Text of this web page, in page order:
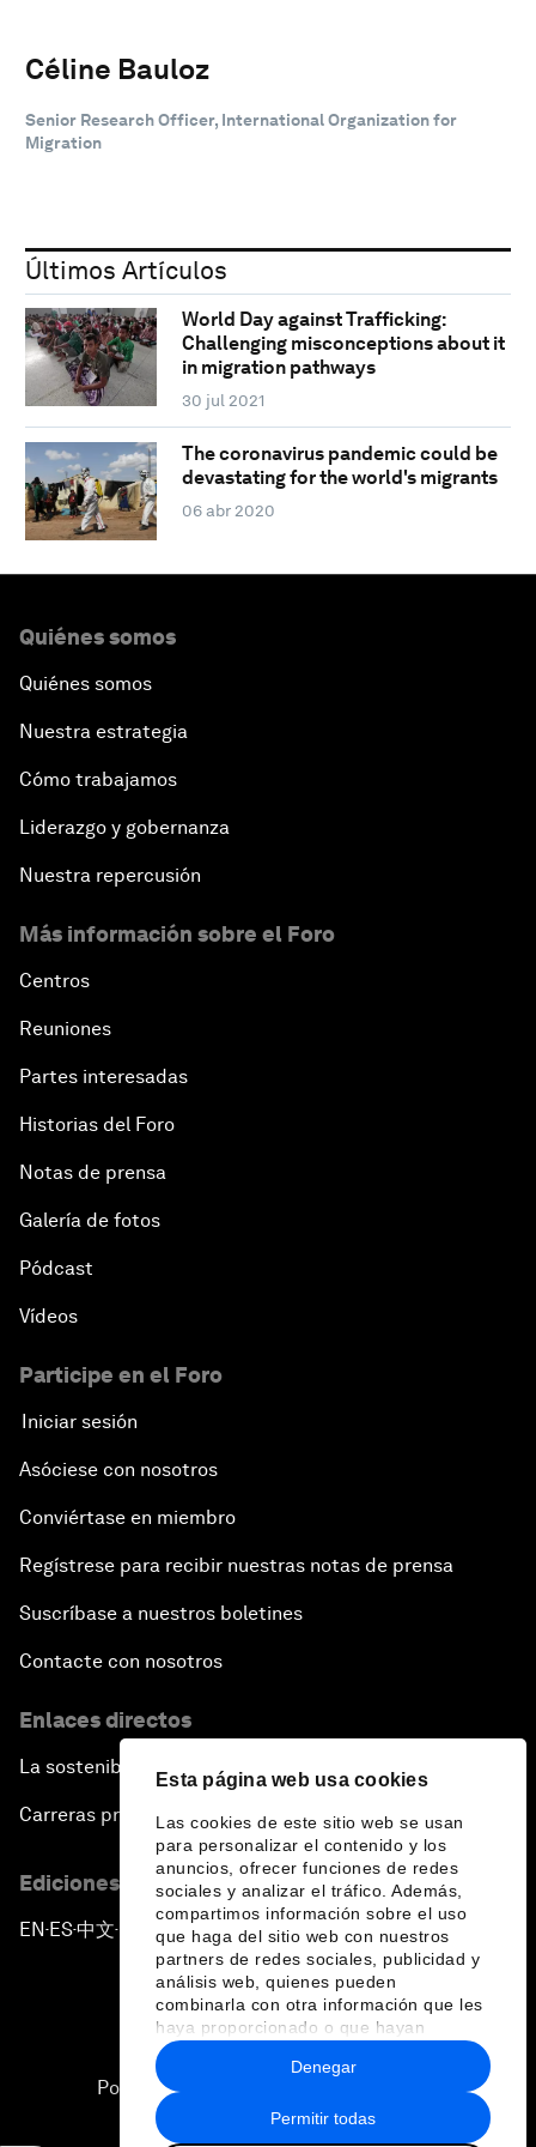
Esta página web usa cookies
Las cookies de este sitio web se usan
para personalizar el contenido y los
anuncios, ofrecer funciones de redes
sociales y analizar el tráfico. Además,
compartimos información sobre el uso
que haga del sitio web con nuestros
partners de redes sociales, publicidad y
análisis web, quienes pueden
combinarla con otra información que les
haya proporcionado o que hayan
recopilado a partir del uso que haya
hecho de sus servicios.
Permitir todas
Denegar
Céline Bauloz
Senior Research Officer, International Organization for
Migration
Últimos Artículos
World Day against Trafficking:
Challenging misconceptions about it
in migration pathways
30 jul 2021
The coronavirus pandemic could be
devastating for the world's migrants
06 abr 2020
Quiénes somos
Quiénes somos
Nuestra estrategia
Cómo trabajamos
Liderazgo y gobernanza
Nuestra repercusión
Más información sobre el Foro
Centros
Reuniones
Partes interesadas
Historias del Foro
Notas de prensa
Galería de fotos
Pódcast
Vídeos
Participe en el Foro
Iniciar sesión
Asóciese con nosotros
Conviértase en miembro
Regístrese para recibir nuestras notas de prensa
Suscríbase a nuestros boletines
Contacte con nosotros
Enlaces directos
La sostenibilidad en el Foro
Carreras profesionales
Ediciones en otros idiomas
EN ▪ES▪中文▪ 日本語
Política de privacidad y normas de uso
Sitemap